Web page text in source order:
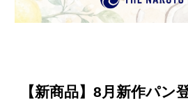
【新商品】8月新作パン